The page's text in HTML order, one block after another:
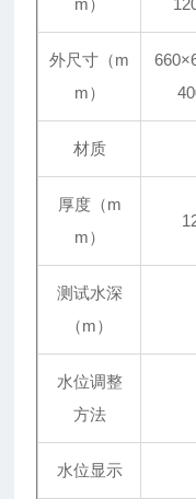
m）
外尺寸（m
m）
660×
材质
厚度（m
m）
测试水深
（m）
水位调整
方法
水位显示